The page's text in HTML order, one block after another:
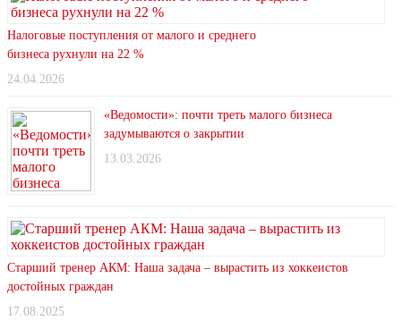
Налоговые поступления от малого и среднего
бизнеса рухнули на 22 %
24.04.2026
«Ведомости»: почти треть малого бизнеса
задумываются о закрытии
13.03.2026
Старший тренер АКМ: Наша задача – вырастить из хоккеистов
достойных граждан
17.08.2025